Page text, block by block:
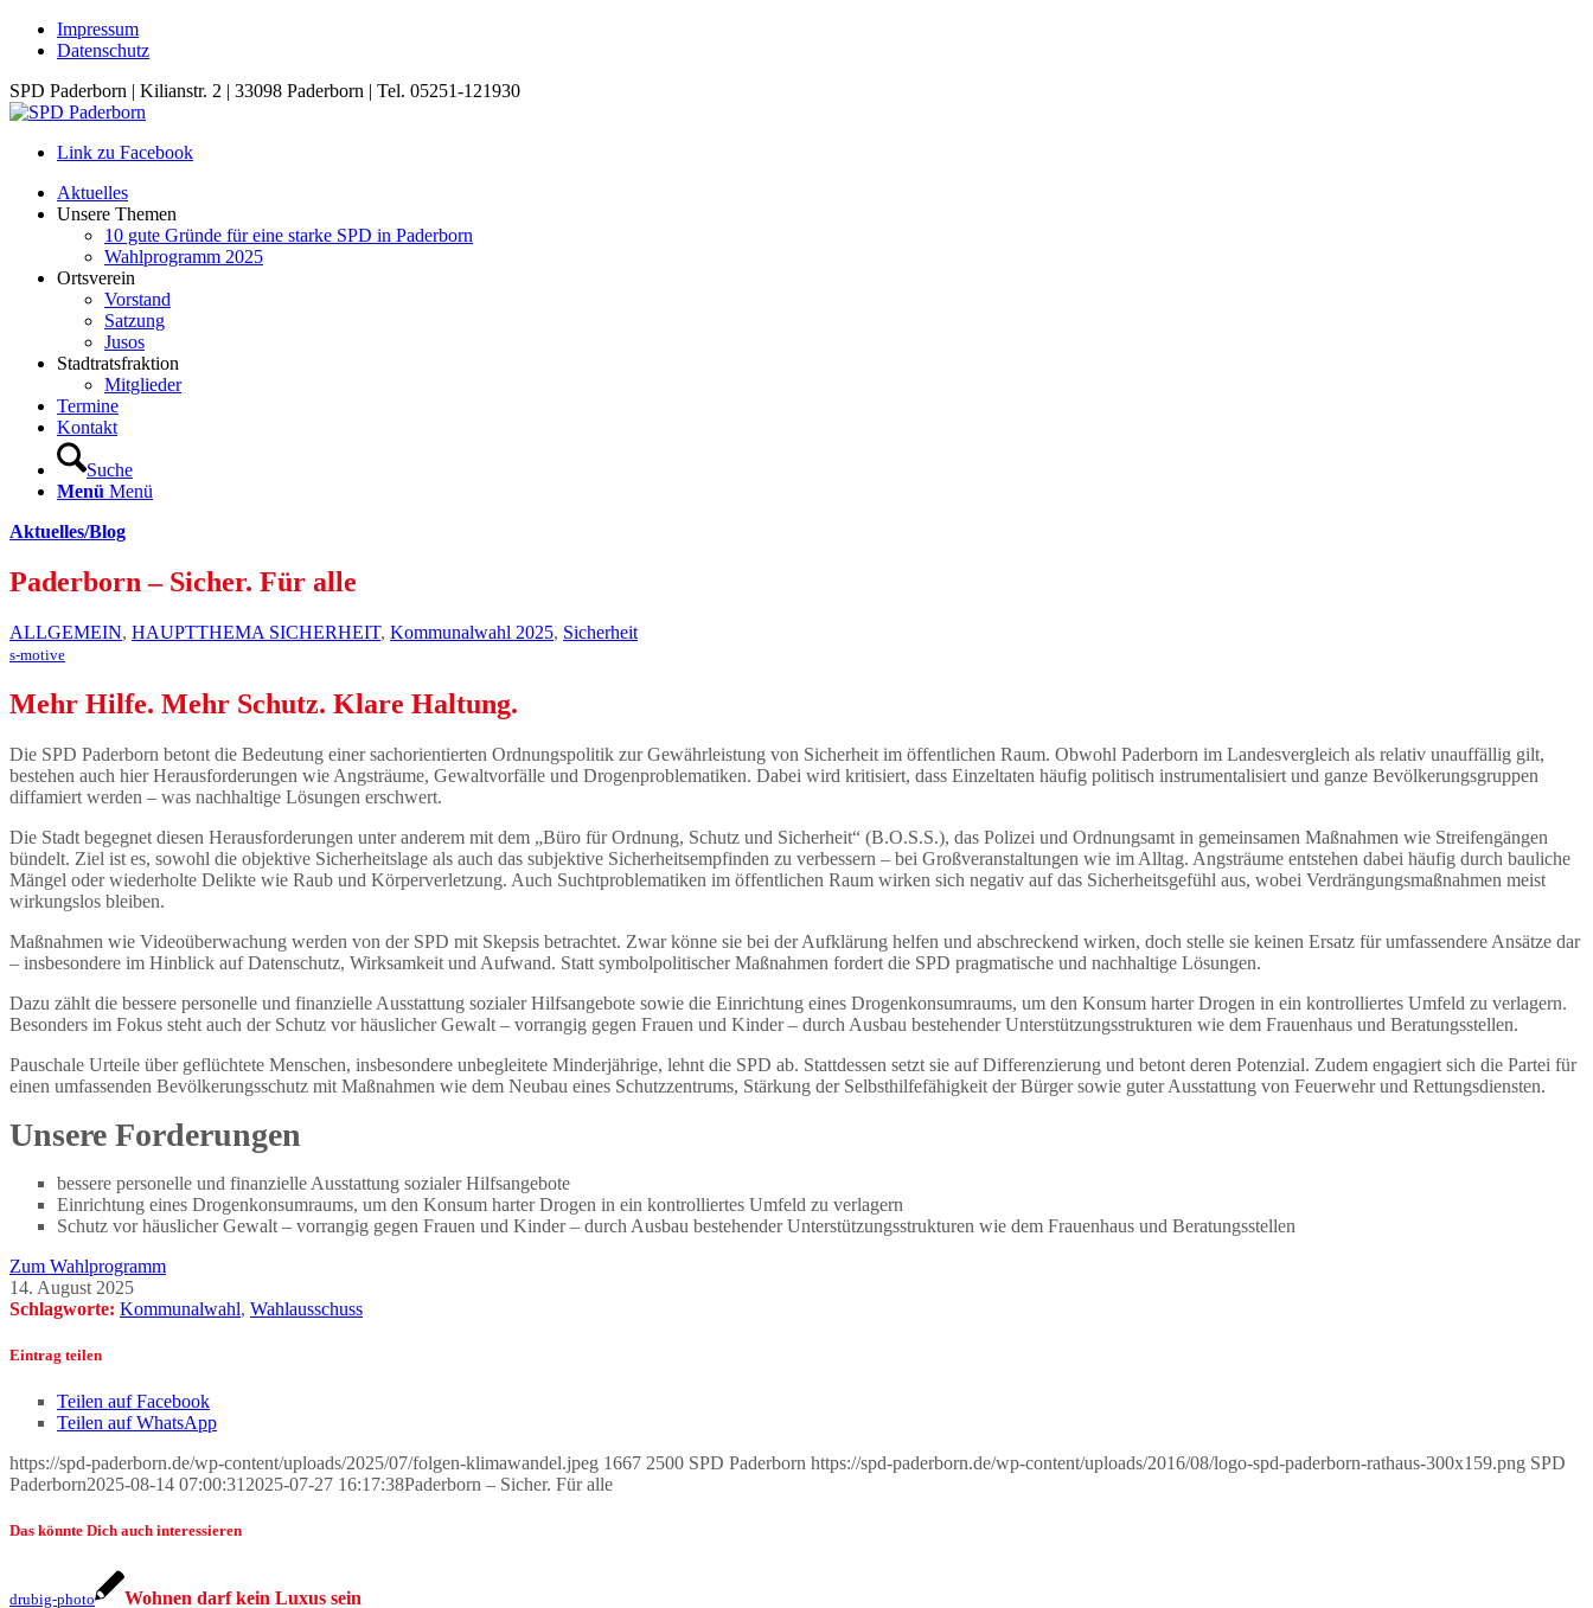
Impressum
Datenschutz
SPD Paderborn | Kilianstr. 2 | 33098 Paderborn | Tel. 05251-121930
Link zu Facebook
Aktuelles
Unsere Themen
10 gute Gründe für eine starke SPD in Paderborn
Wahlprogramm 2025
Ortsverein
Vorstand
Satzung
Jusos
Stadtratsfraktion
Mitglieder
Termine
Kontakt
Suche
Menü Menü
Aktuelles/Blog
Paderborn – Sicher. Für alle
ALLGEMEIN, HAUPTTHEMA SICHERHEIT, Kommunalwahl 2025, Sicherheit
s-motive
Mehr Hilfe. Mehr Schutz. Klare Haltung.
Die SPD Paderborn betont die Bedeutung einer sachorientierten Ordnungspolitik zur Gewährleistung von Sicherheit im öffentlichen Raum. Obwohl Paderborn im Landesvergleich als relativ unauffällig gilt,
bestehen auch hier Herausforderungen wie Angsträume, Gewaltvorfälle und Drogenproblematiken. Dabei wird kritisiert, dass Einzeltaten häufig politisch instrumentalisiert und ganze Bevölkerungsgruppen
diffamiert werden – was nachhaltige Lösungen erschwert.
Die Stadt begegnet diesen Herausforderungen unter anderem mit dem „Büro für Ordnung, Schutz und Sicherheit“ (B.O.S.S.), das Polizei und Ordnungsamt in gemeinsamen Maßnahmen wie Streifengängen
bündelt. Ziel ist es, sowohl die objektive Sicherheitslage als auch das subjektive Sicherheitsempfinden zu verbessern – bei Großveranstaltungen wie im Alltag. Angsträume entstehen dabei häufig durch bauliche
Mängel oder wiederholte Delikte wie Raub und Körperverletzung. Auch Suchtproblematiken im öffentlichen Raum wirken sich negativ auf das Sicherheitsgefühl aus, wobei Verdrängungsmaßnahmen meist
wirkungslos bleiben.
Maßnahmen wie Videoüberwachung werden von der SPD mit Skepsis betrachtet. Zwar könne sie bei der Aufklärung helfen und abschreckend wirken, doch stelle sie keinen Ersatz für umfassendere Ansätze dar
– insbesondere im Hinblick auf Datenschutz, Wirksamkeit und Aufwand. Statt symbolpolitischer Maßnahmen fordert die SPD pragmatische und nachhaltige Lösungen.
Dazu zählt die bessere personelle und finanzielle Ausstattung sozialer Hilfsangebote sowie die Einrichtung eines Drogenkonsumraums, um den Konsum harter Drogen in ein kontrolliertes Umfeld zu verlagern.
Besonders im Fokus steht auch der Schutz vor häuslicher Gewalt – vorrangig gegen Frauen und Kinder – durch Ausbau bestehender Unterstützungsstrukturen wie dem Frauenhaus und Beratungsstellen.
Pauschale Urteile über geflüchtete Menschen, insbesondere unbegleitete Minderjährige, lehnt die SPD ab. Stattdessen setzt sie auf Differenzierung und betont deren Potenzial. Zudem engagiert sich die Partei für
einen umfassenden Bevölkerungsschutz mit Maßnahmen wie dem Neubau eines Schutzzentrums, Stärkung der Selbsthilfefähigkeit der Bürger sowie guter Ausstattung von Feuerwehr und Rettungsdiensten.
Unsere Forderungen
bessere personelle und finanzielle Ausstattung sozialer Hilfsangebote
Einrichtung eines Drogenkonsumraums, um den Konsum harter Drogen in ein kontrolliertes Umfeld zu verlagern
Schutz vor häuslicher Gewalt – vorrangig gegen Frauen und Kinder – durch Ausbau bestehender Unterstützungsstrukturen wie dem Frauenhaus und Beratungsstellen
Zum Wahlprogramm
14. August 2025
Schlagworte: Kommunalwahl, Wahlausschuss
Eintrag teilen
Teilen auf Facebook
Teilen auf WhatsApp
https://spd-paderborn.de/wp-content/uploads/2025/07/folgen-klimawandel.jpeg 1667 2500 SPD Paderborn https://spd-paderborn.de/wp-content/uploads/2016/08/logo-spd-paderborn-rathaus-300x159.png SPD
Paderborn2025-08-14 07:00:31 2025-07-27 16:17:38Paderborn – Sicher. Für alle
Das könnte Dich auch interessieren
drubig-photo Wohnen darf kein Luxus sein